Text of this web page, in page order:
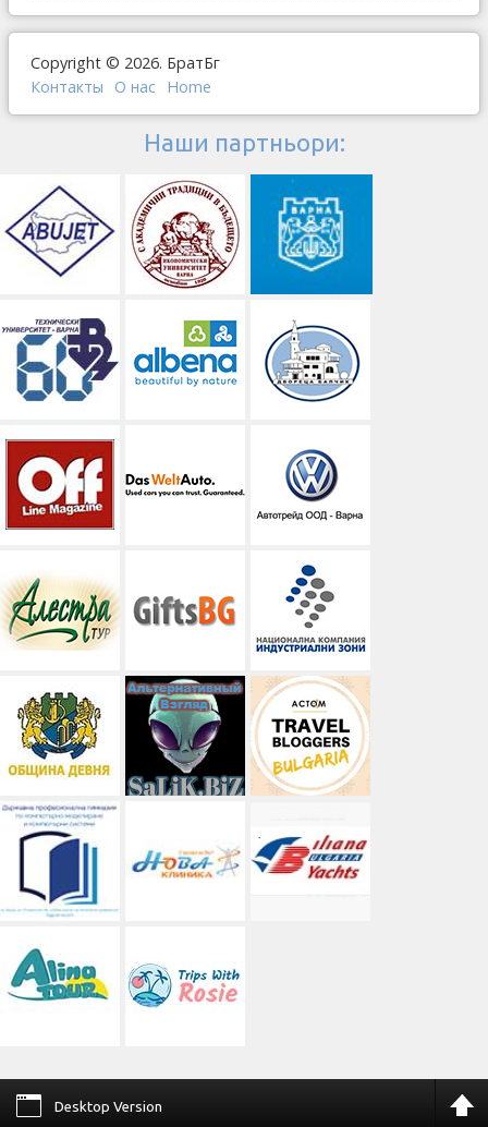
Copyright © 2026. БратБг
Контакты
О наc Home
Desktop Version
Наши партньори: